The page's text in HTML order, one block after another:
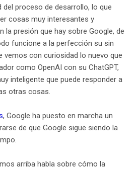
proceso de desarrollo, lo que
cosas muy interesantes y
la presión que hay sobre Google, de
funcione a la perfección su sin
vemos con curiosidad lo nuevo que
como OpenAI con su ChatGPT,
inteligente que puede responder a
otras cosas.
, Google ha puesto en marcha un
de que Google sigue siendo la
arriba habla sobre cómo la